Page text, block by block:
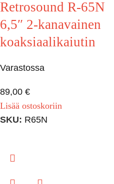
Retrosound R-65N
6,5″ 2-kanavainen
koaksiaalikaiutin
Varastossa
89,00 €
Lisää ostoskoriin
SKU: R65N